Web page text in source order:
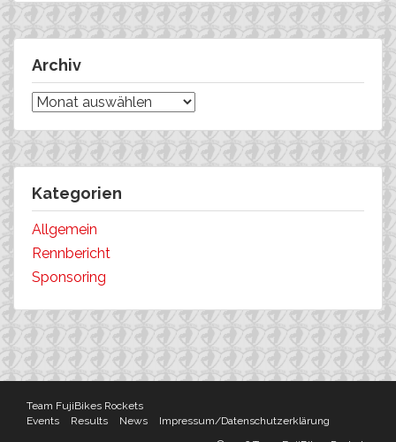
Archiv
Archiv
Kategorien
Allgemein
Rennbericht
Sponsoring
Team FujiBikes Rockets
Events
Results News
Impressum/Datenschutzerklärung